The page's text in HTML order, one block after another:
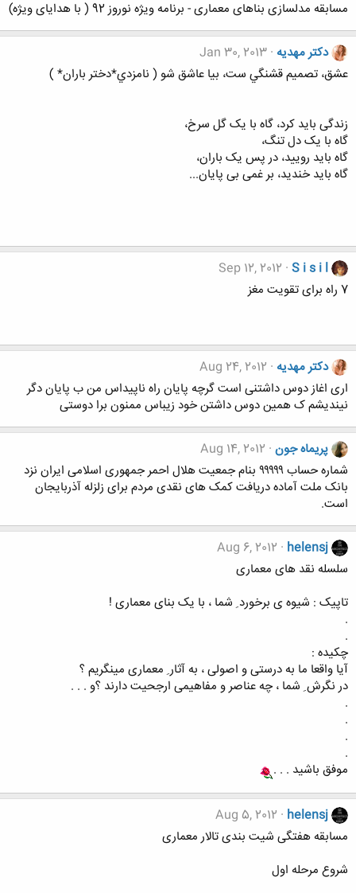
مسابقه مدلسازی بناهای معماری - برنامه ویژه نوروز 92 ( با هدایای ویژه)
دکتر مهدیه Jan 30, 2013
عشق، تصميم قشنگي ست، بيا عاشق شو ( نامزدي*دختر باران* )
زندگی باید کرد، گاه با یک گل سرخ،
گاه با یک دل تنگ،
گاه باید رویید، در پس یک باران،
گاه باید خندید، بر غمی بی پایان...
S i s i l
Sep 12, 2012
7 راه برای تقویت مغز
دکتر مهدیه Aug 24, 2012
اری اغاز دوس داشتنی است گرچه پایان راه ناپیداس من ب پایان دگر
نیندیشم ک همین دوس داشتن خود زیباس ممنون برا دوستی
پریماه جون Aug 14, 2012
شماره حساب ۹۹۹۹۹ بنام جمعیت هلال احمر جمهوری اسلامی ایران نزد
بانک ملت آماده دریافت کمک های نقدی مردم برای زلزله آذربایجان
است.
helensj
Aug 6, 2012
سلسله نقد های معماری
تاپیک : شیوه ی برخورد ِ شما ، با یک بنای معماری !
.
.
چکیده :
آیا واقعا ما به درستی و اصولی ، به آثار ِ معماری مینگریم ؟
در نگرش ِ شما ، چه عناصر و مفاهیمی ارجحیت دارند ؟و . . .
.
.
.
.
موفق باشید . . .
helensj
Aug 5, 2012
مسابقه هفتگی شیت بندی تالار معماری
شروع مرحله اول